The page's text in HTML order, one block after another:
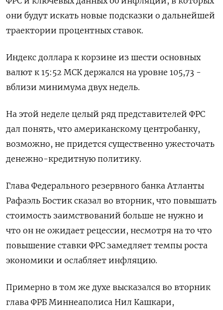
они будут искать новые подсказки о дальнейшей
траектории процентных ставок.
Индекс доллара к корзине из шести основных
валют к 15:52 МСК держался на уровне 105,73​ -
вблизи минимума двух недель.
На этой неделе целый ряд представителей ФРС
дал понять, что американскому центробанку,
возможно, не придется существенно ужесточать
денежно-кредитную политику.
Глава Федерального резервного банка Атланты
Рафаэль Бостик сказал во вторник, что повышать
стоимость заимствований больше не нужно и
что он не ожидает рецессии, несмотря на то что
повышение ставки ФРС замедляет темпы роста
экономики и ослабляет инфляцию.
Примерно в том же духе высказался во вторник
глава ФРБ Миннеаполиса Нил Кашкари,